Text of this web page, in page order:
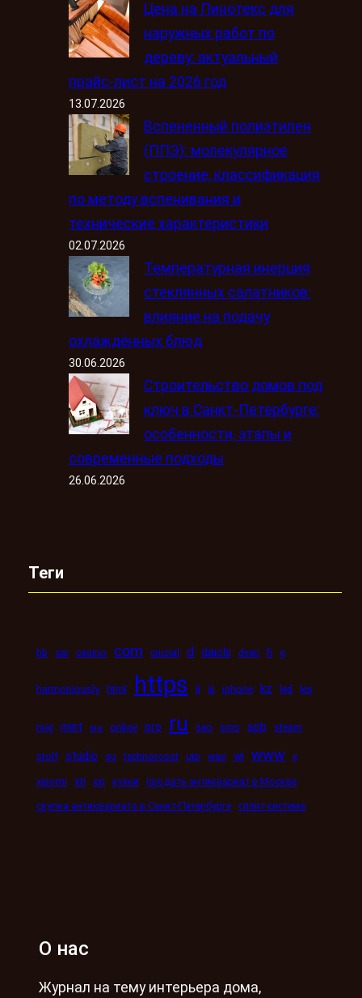
Цена на Пинотекс для
наружных работ по
дереву: актуальный
прайс-лист на 2026 год
13.07.2026
Вспененный полиэтилен
(ППЭ): молекулярное
строение, классификация
по методу вспенивания и
технические характеристики
02.07.2026
Температурная инерция
стеклянных салатников:
влияние на подачу
охлаждённых блюд
30.06.2026
Строительство домов под
ключ в Санкт-Петербурге:
особенности, этапы и
современные подходы
26.06.2026
Теги
bb car casino com crucial d daichi dveri fi g
harmoniously html https ii iii iphone kz led les
mig mint mir online pro ru seo sms spb steam
stolf studio su technorosst utp was wi www x
xiaomi xn xxi кухни
продать антиквариат в Москве
скупка антиквариата в Санкт-Петербурге сплит-система
О нас
Журнал на тему интерьера дома,